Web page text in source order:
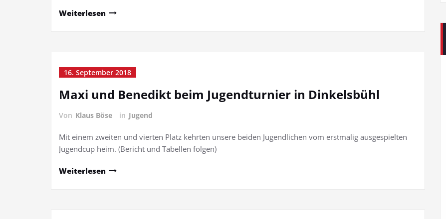
Weiterlesen
16. September 2018
Maxi und Benedikt beim Jugendturnier in Dinkelsbühl
Von Klaus Böse in Jugend
Mit einem zweiten und vierten Platz kehrten unsere beiden Jugendlichen vom erstmalig ausgespielten
Jugendcup heim. (Bericht und Tabellen folgen)
Weiterlesen